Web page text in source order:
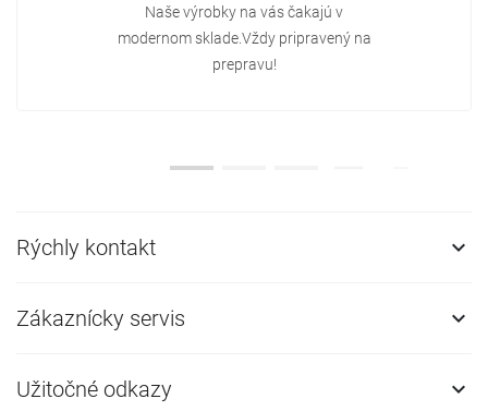
Naše výrobky na vás čakajú v
modernom sklade.Vždy pripravený na
prepravu!
Rýchly kontakt 
Zákaznícky servis 
Užitočné odkazy 